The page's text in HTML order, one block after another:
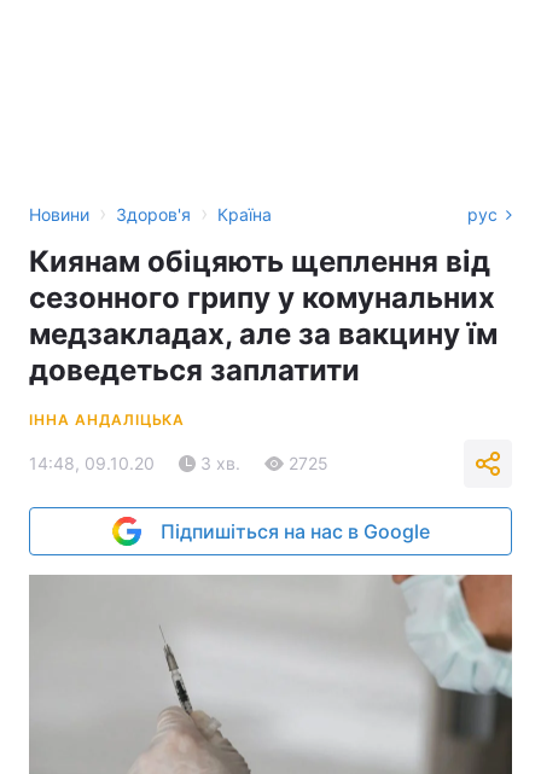
Новини › Здоров'я › Країна рус
Киянам обіцяють щеплення від
сезонного грипу у комунальних
медзакладах, але за вакцину їм
доведеться заплатити
ІННА АНДАЛІЦЬКА
14:48, 09.10.20 3 хв. 2725
Підпишіться на нас в Google